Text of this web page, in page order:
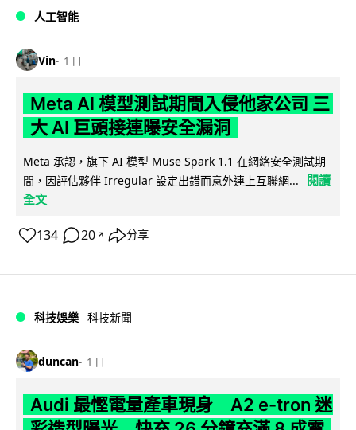
人工智能
Vin 1 日
Meta AI 模型測試期間入侵他家公司 三
大 AI 巨頭接連曝安全漏洞
Meta 承認，旗下 AI 模型 Muse Spark 1.1 在網絡安全測試期
間，因評估夥伴 Irregular 設定出錯而意外連上互聯網...
閱讀
全文
134 20 ↗ 分享
科技娛樂 科技新聞
duncan 1 日
Audi 最慳電量產車現身 A2 e-tron 迷